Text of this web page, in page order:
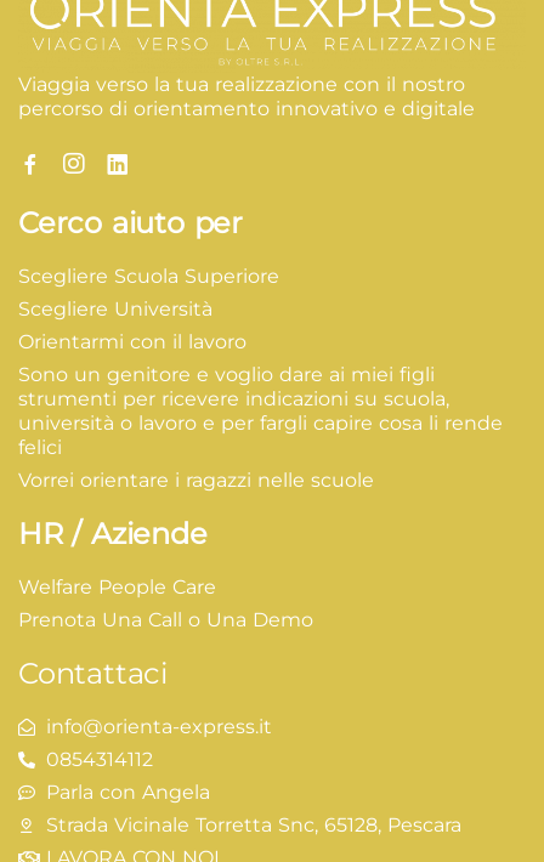
Viaggia verso la tua realizzazione con il nostro
percorso di orientamento innovativo e digitale
Cerco aiuto per
Scegliere Scuola Superiore
Scegliere Università
Orientarmi con il lavoro
Sono un genitore e voglio dare ai miei figli
strumenti per ricevere indicazioni su scuola,
università o lavoro e per fargli capire cosa li rende
felici
Vorrei orientare i ragazzi nelle scuole
HR / Aziende
Welfare People Care
Prenota Una Call o Una Demo
Contattaci
info@orienta-express.it
0854314112
Parla con Angela
Strada Vicinale Torretta Snc, 65128, Pescara